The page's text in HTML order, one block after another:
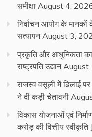
समीक्षा August 4,
निर्वाचन आयोग के
सत्यापन August 3,
प्रकृति और आधुनिकता
राष्ट्रपति उद्यान August
राजस्व वसूली में ढिलाई
ने दी कड़ी चेतावनी
विकास योजनाओं एवं
करोड़ की वित्तीय स्वीकृति